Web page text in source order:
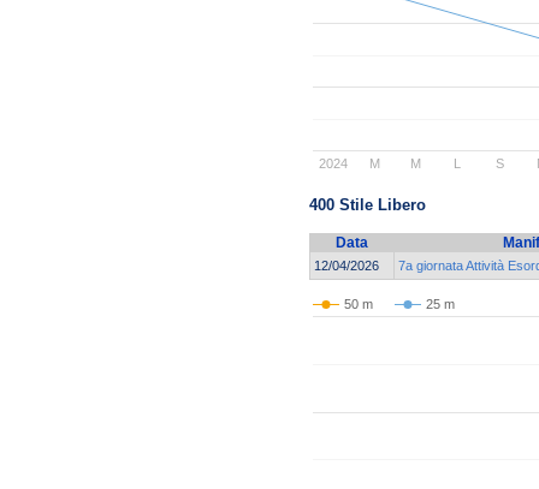
2024 M M L S
400 Stile Libero
Data
12/04/2026 7a giornata Attività
50 m 25 m